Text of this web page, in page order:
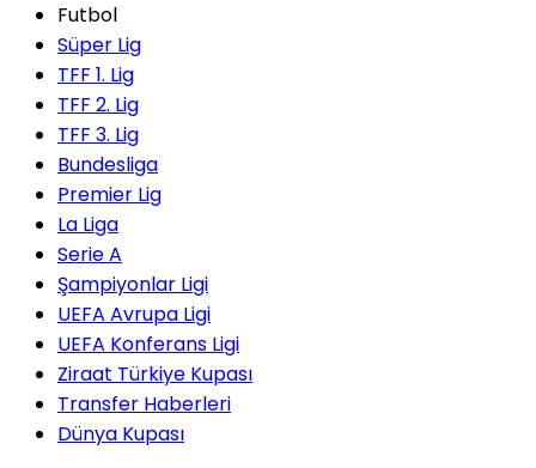
Futbol
Süper Lig
TFF 1. Lig
TFF 2. Lig
TFF 3. Lig
Bundesliga
Premier Lig
La Liga
Serie A
Şampiyonlar Ligi
UEFA Avrupa Ligi
UEFA Konferans Ligi
Ziraat Türkiye Kupası
Transfer Haberleri
Dünya Kupası